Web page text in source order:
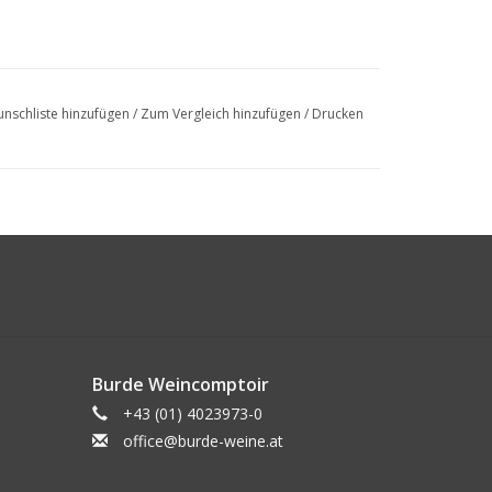
hinzufügen / Zum Vergleich hinzufügen / Drucken
Burde Weincomptoir
+43 (01) 4023973-0
office@burde-weine.at